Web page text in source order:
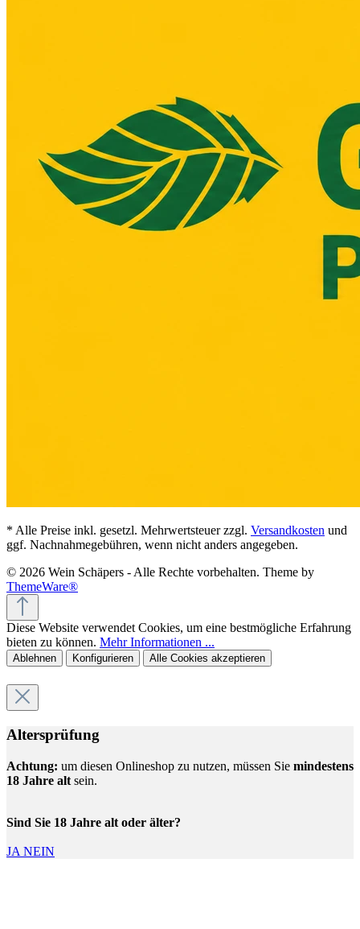
* Alle Preise inkl. gesetzl. Mehrwertsteuer zzgl. Versandkosten und
ggf. Nachnahmegebühren, wenn nicht anders angegeben.
© 2026 Wein Schäpers - Alle Rechte vorbehalten. Theme by
ThemeWare®
Diese Website verwendet Cookies, um eine bestmögliche Erfahrung
bieten zu können. Mehr Informationen ...
Ablehnen Konfigurieren Alle Cookies akzeptieren
Altersprüfung
Achtung: um diesen Onlineshop zu nutzen, müssen Sie mindestens
18 Jahre alt sein.
Sind Sie 18 Jahre alt oder älter?
JA NEIN